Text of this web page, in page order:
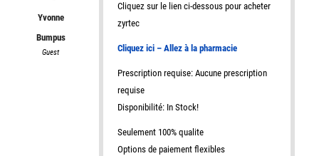
Yvonne
Bumpus
Guest
Cliquez sur le lien ci-dessous pour acheter
zyrtec
Cliquez ici – Allez à la pharmacie
Prescription requise: Aucune prescription
requise
Disponibilité: In Stock!
Seulement 100% qualite
Options de paiement flexibles